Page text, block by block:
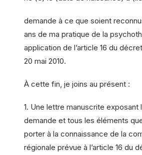
demande à ce que soient
ans de ma pratique de la
application de l’article 16 du
20 mai 2010.
À cette fin, je joins au présent :
1. Une lettre manuscrite exposant
demande et tous les éléments
porter à la connaissance de la
régionale prévue à l’article 16 du